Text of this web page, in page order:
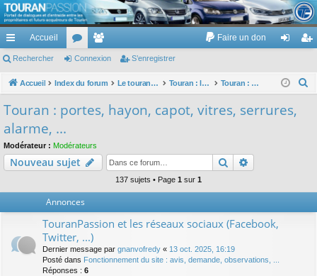
TouranPassion
Le forum des propriétaires ou futurs acquéreurs du Volkswagen Touran
cc
ès
pi
de
Accueil
or
u
e
m
Faire un don
ne nr
Rechercher Connexion S’enregistrer
Accueil Index du forum Le touran dans ses versions I (V1 V2 V3) et II ... Touran : les équipements électriques et électroniques Touran : portes, hayon, capot, vitres, serrures, alarme, ...
h
Touran : portes, hayon, capot, vitres, serrures,
alarme, ...
Modérateur : Modérateurs
Nouveau sujet Rechercher
137 sujets • Page 1 sur 1
Annonces
TouranPassion et les réseaux sociaux (Facebook,
Twitter, ...)
Dernier message par gnanvofredy « 13 oct. 2025, 16:19
Posté dans Fonctionnement du site : avis, demande, observations, ...
Réponses : 6